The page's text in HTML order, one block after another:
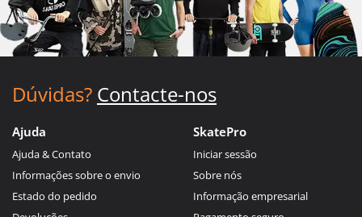
Dúvidas? Contacte-nos
Ajuda
Ajuda & Contato
Informações sobre o envio
Estado do pedido
SkatePro
Iniciar sessão
Sobre nós
Informação empresarial